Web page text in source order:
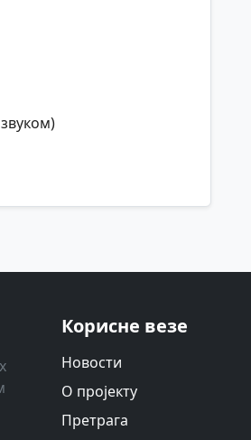
Корисне везе
Новости
О пројекту
Претрага